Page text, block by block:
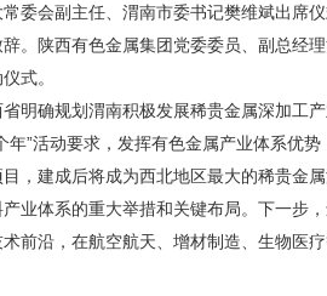
委会副主任、渭南市委书记樊维斌出席
。陕西有色金属集团党委委员、副总经
式。
明确规划渭南积极发展稀贵金属深加工
年”活动要求，发挥有色金属产业体系优
，建成后将成为西北地区最大的稀贵金
产业体系的重大举措和关键布局。下一步
前沿，在航空航天、增材制造、生物医